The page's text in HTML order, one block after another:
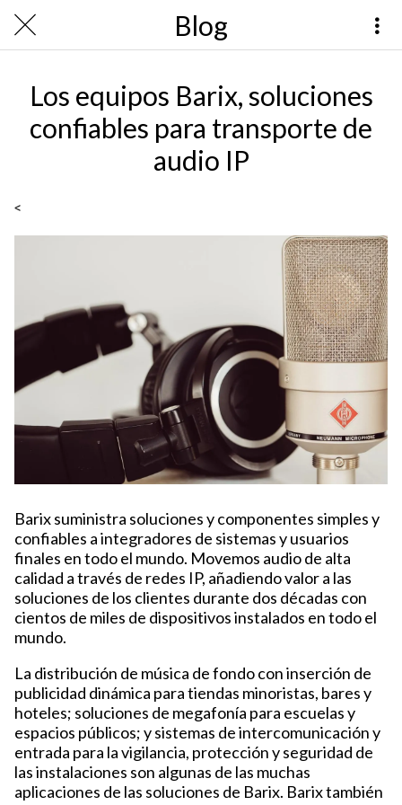
Blog
Los equipos Barix, soluciones
confiables para transporte de
audio IP
<
Barix suministra soluciones y componentes simples y
confiables a integradores de sistemas y usuarios
finales en todo el mundo. Movemos audio de alta
calidad a través de redes IP, añadiendo valor a las
soluciones de los clientes durante dos décadas con
cientos de miles de dispositivos instalados en todo el
mundo.
La distribución de música de fondo con inserción de
publicidad dinámica para tiendas minoristas, bares y
hoteles; soluciones de megafonía para escuelas y
espacios públicos; y sistemas de intercomunicación y
entrada para la vigilancia, protección y seguridad de
las instalaciones son algunas de las muchas
aplicaciones de las soluciones de Barix. Barix también